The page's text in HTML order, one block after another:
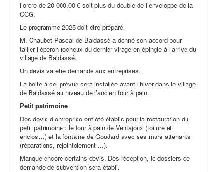
l’ordre de 20 000,00 € soit plus du double de l’enveloppe de la
CCG.
Le programme 2025 doit être préparé.
M. Chaubet Pascal de Baldassé a donné son accord pour
tailler l’éperon rocheux du dernier virage en épingle à l’arrivé du
village de Baldassé.
Un devis va être demandé aux entreprises.
La boite à sel prévue sera installée avant l’hiver dans le village
de Baldassé au niveau de l’ancien four à pain.
Petit patrimoine
Des devis d’entreprise ont été établis pour la restauration du
petit patrimoine : le four à pain de Ventajoux (toiture et
enclos…) et la fontaine de Goudard avec ses murs attenants
(réparations, rejointoiement ...).
Manque encore certains devis. Dès réception, le dossiers de
demande de subvention sera établi.